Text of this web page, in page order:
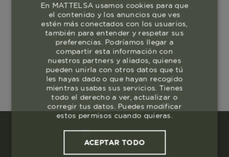
En MATTELSA usamos cookies para que
el contenido y los anuncios que ves
estén más conectados con los usuarios,
también para entender y respetar sus
preferencias. Podríamos llegar a
compartir esta información con
nuestros partners y aliados, quienes
pueden unirla con otros datos que tú
les hayas dado o que hayan recogido
mientras usabas sus servicios. Tienes
todo el derecho a ver, actualizar o
corregir tus datos. Puedes modificar
estos permisos cuando quieras.
ACEPTAR TODO